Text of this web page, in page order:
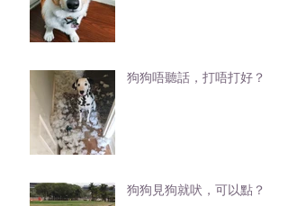
狗狗唔聽話，打唔打好？
狗狗見狗就吠，可以點？